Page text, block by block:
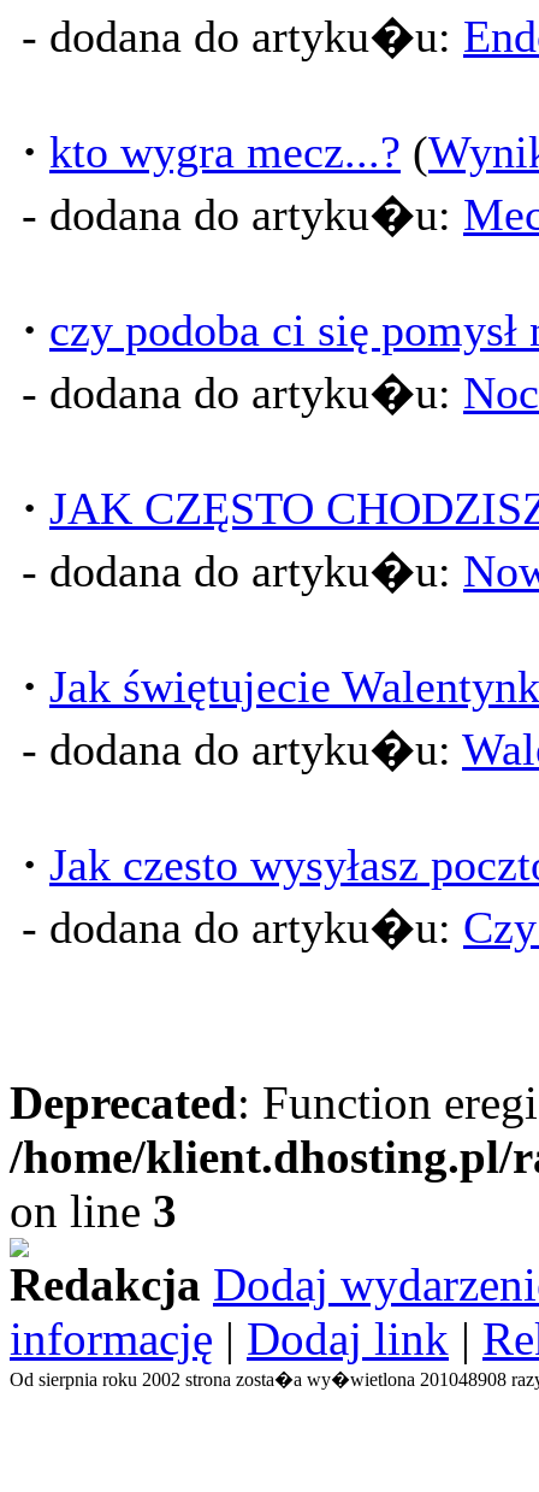
- dodana do artyku�u:
· kto wygra mecz...? (
- dodana do artyku�u:
· czy podoba ci się
- dodana do artyku�u:
· JAK CZĘSTO
- dodana do artyku�u:
· Jak świętujecie
- dodana do artyku�u:
· Jak czesto wysyłasz
- dodana do artyku�u:
Deprecated: Function
/home/
on line 3
Redakcja Dodaj
informację | Dodaj link |
Od sierpnia roku 2002 strona zosta�a wy�wietlona 201048908